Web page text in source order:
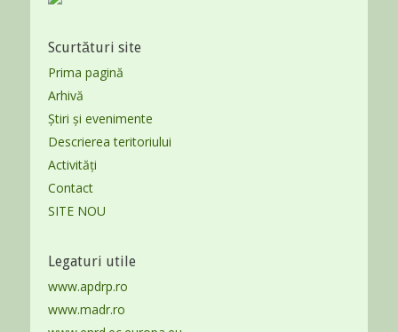
Scurtături site
Prima pagină
Arhivă
Știri și evenimente
Descrierea teritoriului
Activități
Contact
SITE NOU
Legaturi utile
www.apdrp.ro
www.madr.ro